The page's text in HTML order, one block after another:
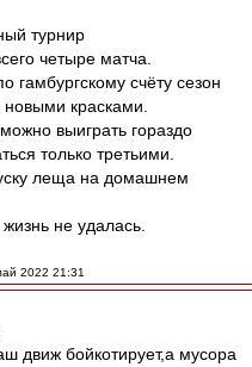
турнир
четыре матча.
гамбургскому счёту сезон
новыми красками.
выиграть гораздо
только третьими.
леща на домашнем
не удалась.
2022 21:31
движ бойкотирует,а мусора